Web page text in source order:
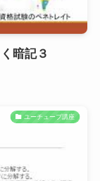
暗記３
ユーチューブ講座